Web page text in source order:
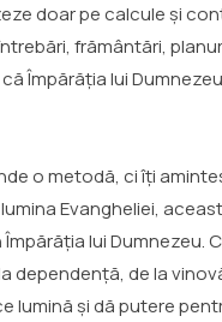
doar pe calcule și
frământări,
Împărăția lui
o metodă, ci îți
Evangheliei,
lui
de la
lumină și dă putere